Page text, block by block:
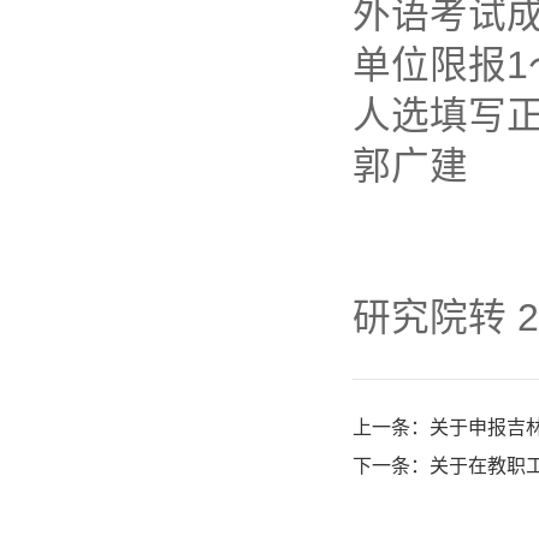
外语考试
单位限报
人选
郭广
研究院转
上一条： 关于申报吉
下一条： 关于在教职